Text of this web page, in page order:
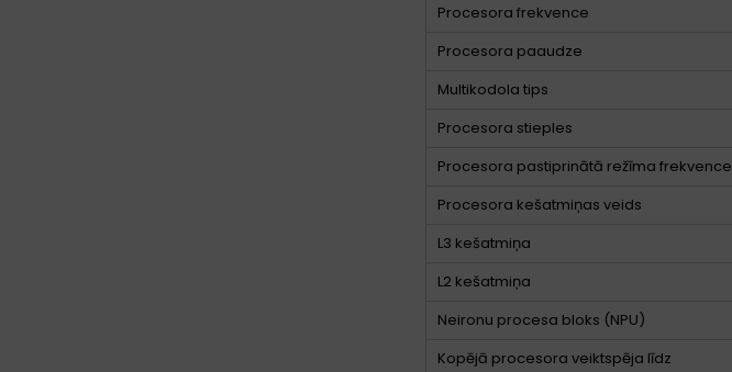
Procesora frekvence
Procesora paaudze
Multikodola tips
Procesora stieples
Procesora pastiprinātā režīma frekvence
Procesora kešatmiņas veids
L3 kešatmiņa
L2 kešatmiņa
Neironu procesa bloks (NPU)
Kopējā procesora veiktspēja līdz